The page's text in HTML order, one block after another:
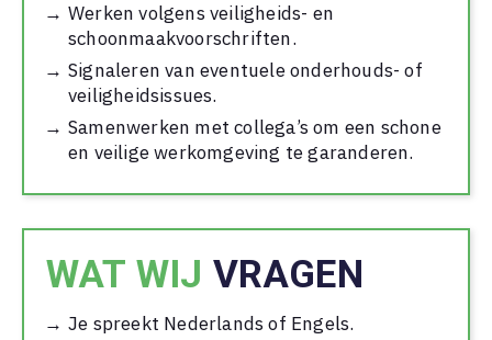
Werken volgens veiligheids- en
schoonmaakvoorschriften.
Signaleren van eventuele onderhouds- of
veiligheidsissues.
Samenwerken met collega’s om een schone
en veilige werkomgeving te garanderen.
WAT WIJ VRAGEN
Je spreekt Nederlands of Engels.